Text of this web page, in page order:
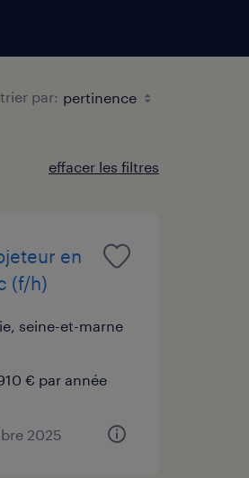
trier par:
effacer les filtres
en
(f/h)
seine-et-marne
€ par année
2025